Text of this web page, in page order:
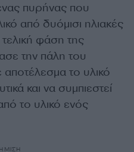
πυρήνας που
από δυόμισι ηλιακές
φάση της
την πάλη του
αποτέλεσμα το υλικό
και να συμπιεστεί
το υλικό ενός